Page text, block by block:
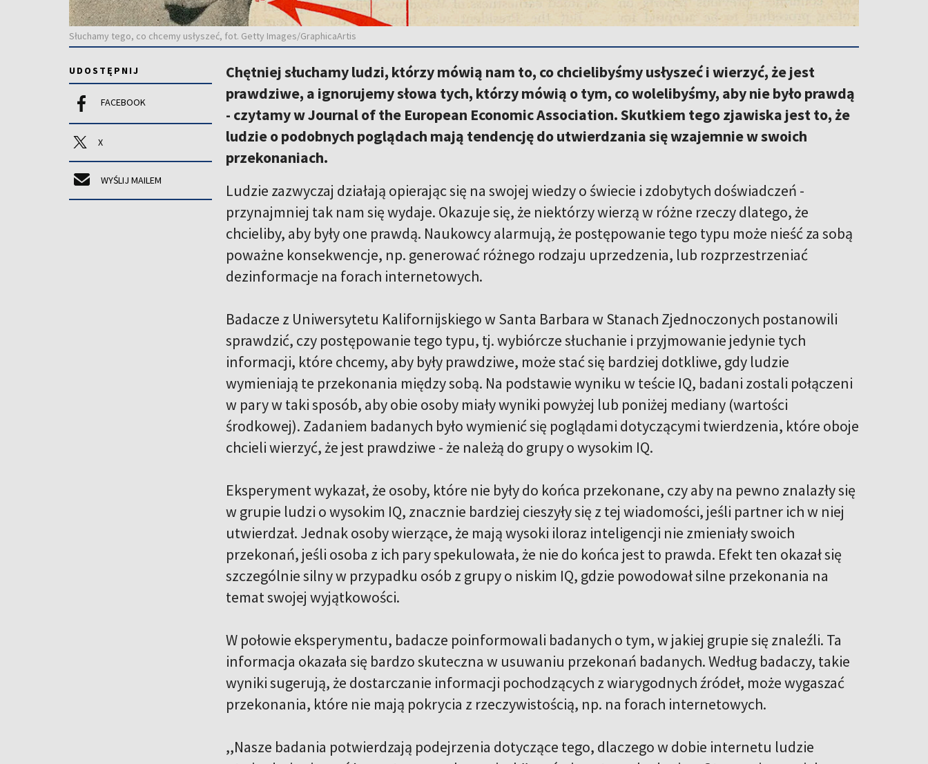
Słuchamy tego, co chcemy usłyszeć, fot. Getty Images/GraphicaArtis
UDOSTĘPNIJ
FACEBOOK
X
WYŚLIJ MAILEM
Chętniej słuchamy ludzi, którzy mówią nam to, co chcielibyśmy usłyszeć i wierzyć, że jest
prawdziwe, a ignorujemy słowa tych, którzy mówią o tym, co wolelibyśmy, aby nie było prawdą
- czytamy w Journal of the European Economic Association. Skutkiem tego zjawiska jest to, że
ludzie o podobnych poglądach mają tendencję do utwierdzania się wzajemnie w swoich
przekonaniach.
Ludzie zazwyczaj działają opierając się na swojej wiedzy o świecie i zdobytych doświadczeń -
przynajmniej tak nam się wydaje. Okazuje się, że niektórzy wierzą w różne rzeczy dlatego, że
chcieliby, aby były one prawdą. Naukowcy alarmują, że postępowanie tego typu może nieść za sobą
poważne konsekwencje, np. generować różnego rodzaju uprzedzenia, lub rozprzestrzeniać
dezinformacje na forach internetowych.
Badacze z Uniwersytetu Kalifornijskiego w Santa Barbara w Stanach Zjednoczonych postanowili
sprawdzić, czy postępowanie tego typu, tj. wybiórcze słuchanie i przyjmowanie jedynie tych
informacji, które chcemy, aby były prawdziwe, może stać się bardziej dotkliwe, gdy ludzie
wymieniają te przekonania między sobą. Na podstawie wyniku w teście IQ, badani zostali połączeni
w pary w taki sposób, aby obie osoby miały wyniki powyżej lub poniżej mediany (wartości
środkowej). Zadaniem badanych było wymienić się poglądami dotyczącymi twierdzenia, które oboje
chcieli wierzyć, że jest prawdziwe - że należą do grupy o wysokim IQ.
Eksperyment wykazał, że osoby, które nie były do końca przekonane, czy aby na pewno znalazły się
w grupie ludzi o wysokim IQ, znacznie bardziej cieszyły się z tej wiadomości, jeśli partner ich w niej
utwierdzał. Jednak osoby wierzące, że mają wysoki iloraz inteligencji nie zmieniały swoich
przekonań, jeśli osoba z ich pary spekulowała, że nie do końca jest to prawda. Efekt ten okazał się
szczególnie silny w przypadku osób z grupy o niskim IQ, gdzie powodował silne przekonania na
temat swojej wyjątkowości.
W połowie eksperymentu, badacze poinformowali badanych o tym, w jakiej grupie się znaleźli. Ta
informacja okazała się bardzo skuteczna w usuwaniu przekonań badanych. Według badaczy, takie
wyniki sugerują, że dostarczanie informacji pochodzących z wiarygodnych źródeł, może wygaszać
przekonania, które nie mają pokrycia z rzeczywistością, np. na forach internetowych.
,,Nasze badania potwierdzają podejrzenia dotyczące tego, dlaczego w dobie internetu ludzie